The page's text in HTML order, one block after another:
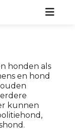
honden als
en hond
kunnen